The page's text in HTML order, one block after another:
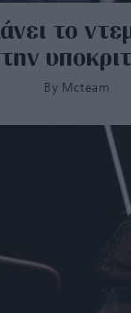
το
By Mcteam